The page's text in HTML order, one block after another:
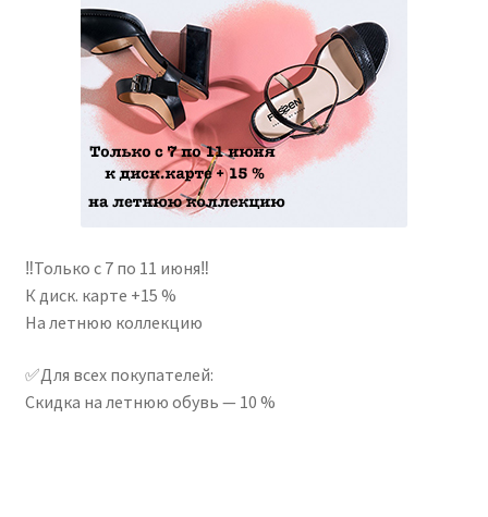
‼Только с 7 по 11 июня‼
К диск. карте +15 %
На летнюю коллекцию
✅Для всех покупателей:
Скидка на летнюю обувь — 10 %